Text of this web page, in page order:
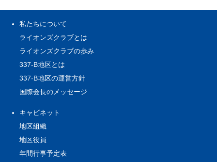
私たちについて
ライオンズクラブとは
ライオンズクラブの歩み
337-B地区とは
337-B地区の運営方針
国際会長のメッセージ
キャビネット
地区組織
地区役員
年間行事予定表